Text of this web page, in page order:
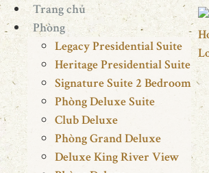
Trang chủ
Phòng
Legacy Presidential Suite
Heritage Presidential Suite
Signature Suite 2 Bedroom
Phòng Deluxe Suite
Club Deluxe
Phòng Grand Deluxe
Deluxe King River View